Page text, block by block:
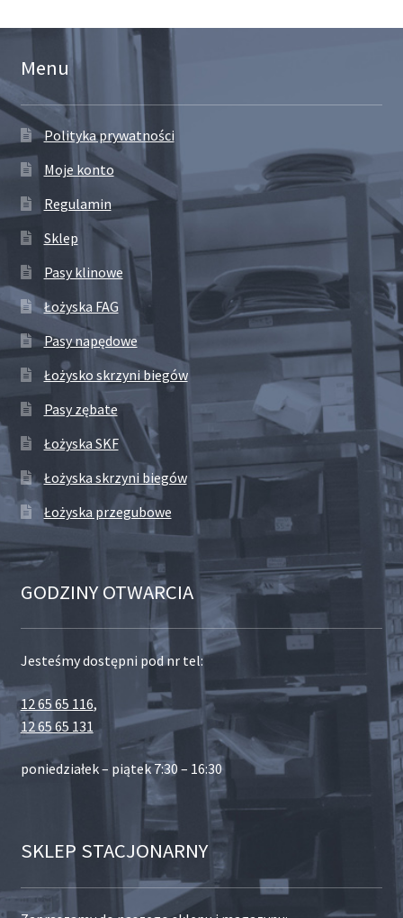
Menu
Polityka prywatności
Moje konto
Regulamin
Sklep
Pasy klinowe
Łożyska FAG
Pasy napędowe
Łożysko skrzyni biegów
Pasy zębate
Łożyska SKF
Łożyska skrzyni biegów
Łożyska przegubowe
GODZINY OTWARCIA
Jesteśmy dostępni pod nr tel:
12 65 65 116,
12 65 65 131
poniedziałek – piątek 7:30 – 16:30
SKLEP STACJONARNY